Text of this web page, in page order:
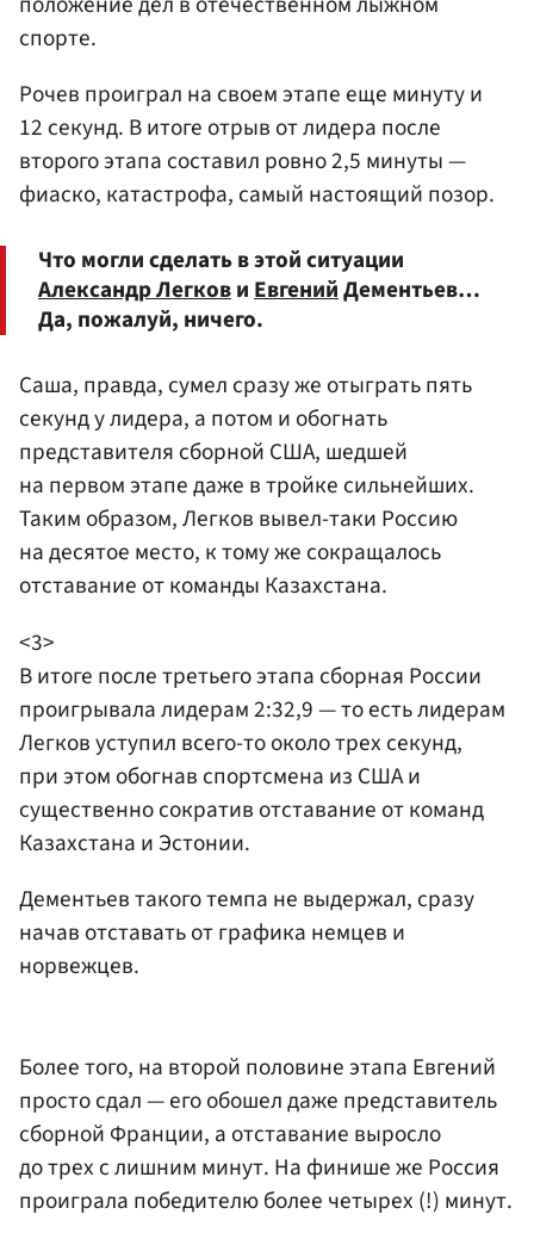
спорте.
Рочев проиграл на своем этапе еще минуту и
12 секунд. В итоге отрыв от лидера после
второго этапа составил ровно 2,5 минуты —
фиаско, катастрофа, самый настоящий позор.
Что могли сделать в этой ситуации
Александр Легкови ЕвгенийДементьев…
Да, пожалуй, ничего.
Саша, правда, сумел сразу же отыграть пять
секунд у лидера, а потом и обогнать
представителя сборной США, шедшей
на первом этапе даже в тройке сильнейших.
Таким образом, Легков вывел-таки Россию
на десятое место, к тому же сокращалось
отставание от команды Казахстана.
<3>
В итоге после третьего этапа сборная России
проигрывала лидерам 2:32,9 — то есть лидерам
Легков уступил всего-то около трех секунд,
при этом обогнав спортсмена из США и
существенно сократив отставание от команд
Казахстана и Эстонии.
Дементьев такого темпа не выдержал, сразу
начав отставать от графика немцев и
норвежцев.
Более того, на второй половине этапа Евгений
просто сдал — его обошел даже представитель
сборной Франции, а отставание выросло
до трех с лишним минут. На финише же Россия
проиграла победителю более четырех (!) минут.